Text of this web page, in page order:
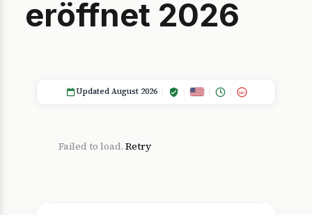
eröffnet 2026
Updated August 2026 18+
Failed to load. Retry